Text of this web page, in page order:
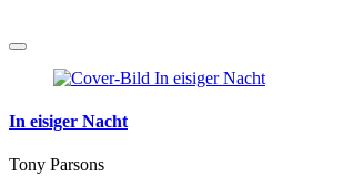
In eisiger Nacht
Tony Parsons